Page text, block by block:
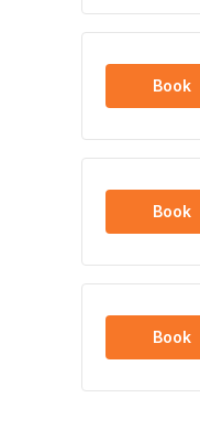
Book
Book
Book